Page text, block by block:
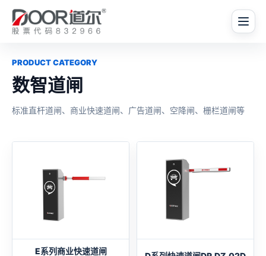
PRODUCT CATEGORY
数智道闸
标准直杆道闸、商业快速道闸、广告道闸、空降闸、栅栏道闸等
E系列商业快速道闸